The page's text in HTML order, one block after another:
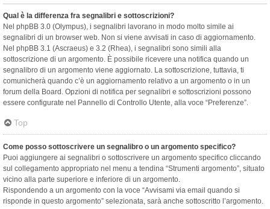
Qual è la differenza fra segnalibri e sottoscrizioni?
Nel phpBB 3.0 (Olympus), i segnalibri lavorano in modo molto simile ai
segnalibri di un browser web. Non si viene avvisati in caso di aggiornamento.
Nel phpBB 3.1 (Ascraeus) e 3.2 (Rhea), i segnalibri sono simili alla
sottoscrizione di un argomento. È possibile ricevere una notifica quando un
segnalibro di un argomento viene aggiornato. La sottoscrizione, tuttavia, ti
comunicherà quando c’è un aggiornamento relativo a un argomento o in un
forum della Board. Opzioni di notifica per segnalibri e sottoscrizioni possono
essere configurate nel Pannello di Controllo Utente, alla voce “Preferenze”.
Top
Come posso sottoscrivere un segnalibro o un argomento specifico?
Puoi aggiungere ai segnalibri o sottoscrivere un argomento specifico cliccando
sul collegamento appropriato nel menu a tendina “Strumenti argomento”, situato
vicino alla parte superiore e inferiore di un argomento.
Rispondendo a un argomento con la voce “Avvisami via email quando si
risponde in questo argomento” selezionata, sarà anche sottoscritto l’argomento.